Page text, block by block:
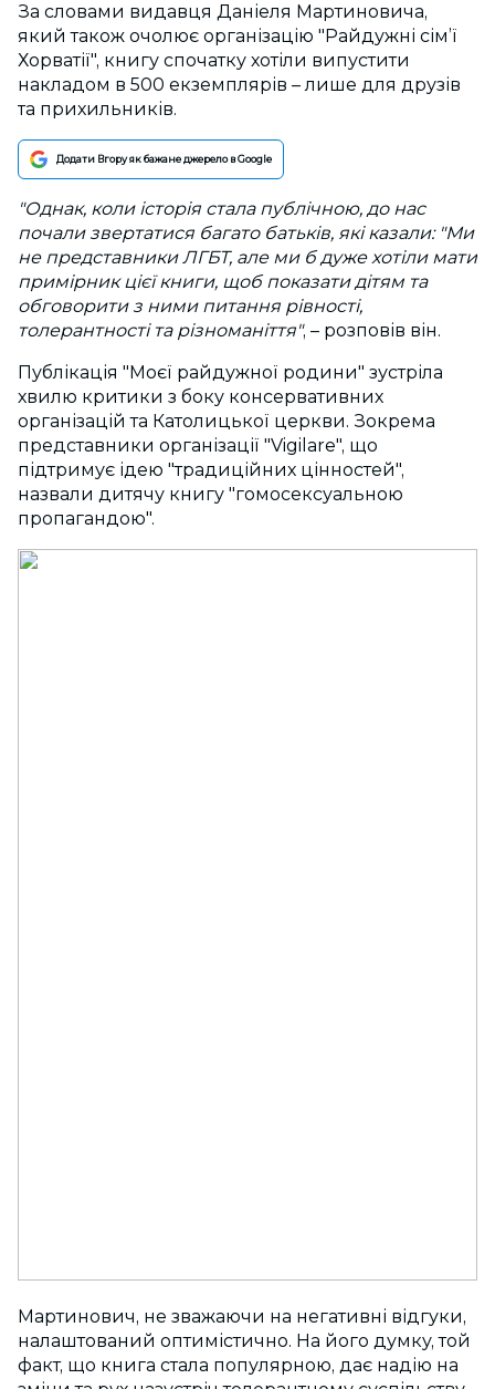
За словами видавця Даніеля Мартиновича,
який також очолює організацію "Райдужні сім’ї
Хорватії", книгу спочатку хотіли випустити
накладом в 500 екземплярів – лише для друзів
та прихильників.
Додати Вгору як бажане джерело в Google
"Однак, коли історія стала публічною, до нас
почали звертатися багато батьків, які казали: "Ми
не представники ЛГБТ, але ми б дуже хотіли мати
примірник цієї книги, щоб показати дітям та
обговорити з ними питання рівності,
толерантності та різноманіття", – розповів він.
Публікація "Моєї райдужної родини" зустріла
хвилю критики з боку консервативних
організацій та Католицької церкви. Зокрема
представники організації "Vigilare", що
підтримує ідею "традиційних цінностей",
назвали дитячу книгу "гомосексуальною
пропагандою".
Мартинович, не зважаючи на негативні відгуки,
налаштований оптимістично. На його думку, той
факт, що книга стала популярною, дає надію на